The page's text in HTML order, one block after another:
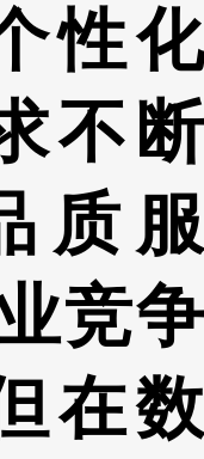
性化
不断
质服
竞争
在数